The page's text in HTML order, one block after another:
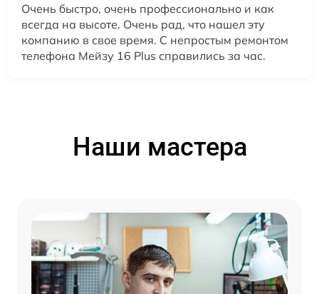
Очень быстро, очень профессионально и как
всегда на высоте. Очень рад, что нашел эту
компанию в свое время. С непростым ремонтом
телефона Мейзу 16 Plus справились за час.
Наши мастера